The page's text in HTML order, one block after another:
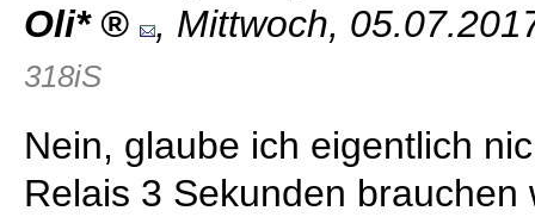
Oli* , Mittwoch,
318iS
Nein, glaube ich eigentlich
Relais 3 Sekunden